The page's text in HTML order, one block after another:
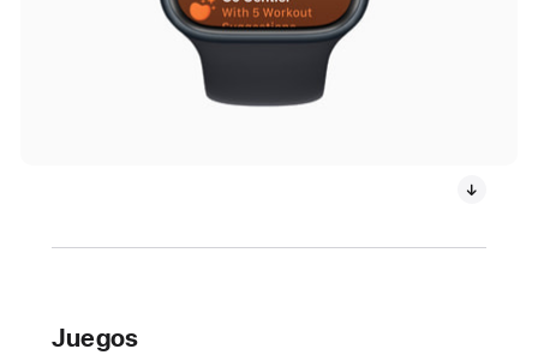
Juegos